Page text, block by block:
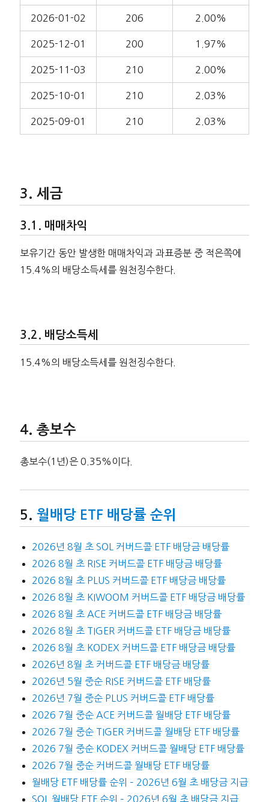
2026-01-02 206 2.00%
2025-12-01 200 1.97%
2025-11-03 210 2.00%
2025-10-01 210 2.03%
2025-09-01 210 2.03%
세금
매매차익
보유기간 동안 발생한 매매차익과 과표증분 중 적은쪽에
15.4%의 배당소득세를 원천징수한다.
배당소득세
15.4%의 배당소득세를 원천징수한다.
총보수
총보수(1년)은 0.35%이다.
월배당 ETF 배당률 순위
2026년 8월 초 SOL 커버드콜 ETF 배당금 배당률
2026 8월 초 RISE 커버드콜 ETF 배당금 배당률
2026 8월 초 PLUS 커버드콜 ETF 배당금 배당률
2026 8월 초 KIWOOM 커버드콜 ETF 배당금 배당률
2026 8월 초 ACE 커버드콜 ETF 배당금 배당률
2026 8월 초 TIGER 커버드콜 ETF 배당금 배당률
2026 8월 초 KODEX 커버드콜 ETF 배당금 배당률
2026년 8월 초 커버드콜 ETF 배당금 배당률
2026년 5월 중순 RISE 커버드콜 ETF 배당률
2026년 7월 중순 PLUS 커버드콜 ETF 배당률
2026 7월 중순 ACE 커버드콜 월배당 ETF 배당률
2026 7월 중순 TIGER 커버드콜 월배당 ETF 배당률
2026 7월 중순 KODEX 커버드콜 월배당 ETF 배당률
2026 7월 중순 커버드콜 월배당 ETF 배당률
월배당 ETF 배당률 순위 – 2026년 6월 초 배당금 지급
SOL 월배당 ETF 순위 – 2026년 6월 초 배당금 지급